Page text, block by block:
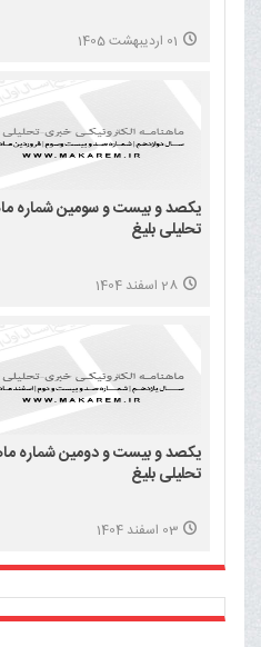
01 اردیبهشت 1405
یکصد و بیست و سومین شماره
تحلیلی بلیغ
28 اسفند 1404
یکصد و بیست و دومین شماره
تحلیلی بلیغ
03 اسفند 1404